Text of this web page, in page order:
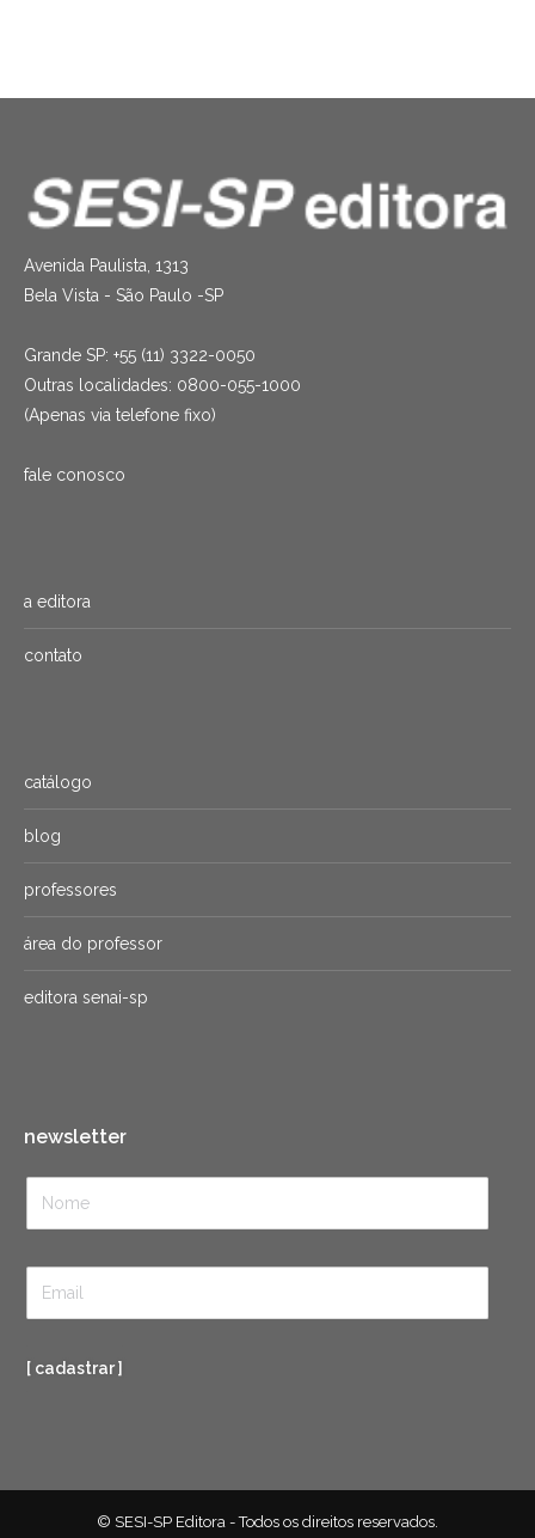
Avenida Paulista, 1313
Bela Vista - São Paulo -SP
Grande SP: +55 (11) 3322-0050
Outras localidades: 0800-055-1000
(Apenas via telefone fixo)
fale conosco
a editora
contato
catálogo
blog
professores
área do professor
editora senai-sp
newsletter
[ cadastrar ]
© SESI-SP Editora - Todos os direitos reservados.